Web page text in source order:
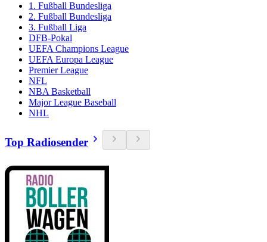
1. Fußball Bundesliga
2. Fußball Bundesliga
3. Fußball Liga
DFB-Pokal
UEFA Champions League
UEFA Europa League
Premier League
NFL
NBA Basketball
Major League Baseball
NHL
Top Radiosender